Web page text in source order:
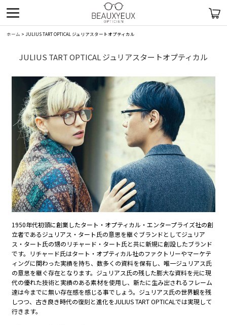
ホーム > JULIUS TART OPTICAL ジュリアスタートオプティカル
JULIUS TART OPTICAL ジュリアスタートオプティカル
1950年代初頭に創業したタート・オプティカル・エンタープライズ社の創
立者であるジュリアス・タート氏の意思を継ぐブランドとしてジュリア
ス・タート氏の甥のリチャード・タート氏と共に新規に創設したブランド
です。リチャード氏はタート・オプティカル社のファクトリーやマーケテ
ィングに関わった実績を持ち、数多くの資料を保有し、唯一ジュリアス氏
の意思を継ぐ存在となります。ジュリアス氏の残した膨大な資料を元に現
代の優れた技術と実績のある素材を使用し、新たに生み出されるフレーム
達は今までに無い存在感を感じる事でしょう。ジュリアス氏の世界観を残
しつつ、古き良き時代の復刻と進化をJULIUS TART OPTICALでは実現して
行きます。